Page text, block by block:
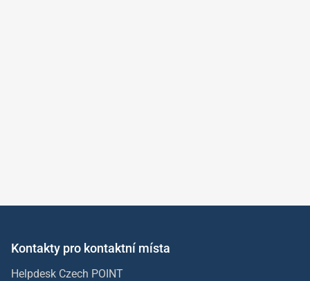
Kontakty pro kontaktní místa
Helpdesk Czech POINT